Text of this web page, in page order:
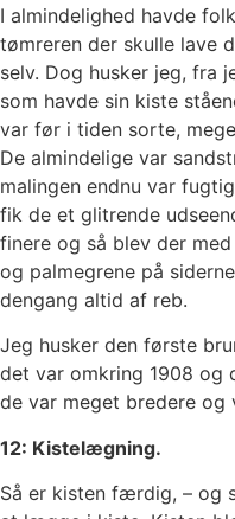
I almindelighed havde
tømreren der skulle lave
selv. Dog husker jeg, fra
som havde sin kiste
var før i tiden sorte,
De almindelige var
malingen endnu var
fik de et glitrende
finere og så blev der
og palmegrene på
dengang altid af reb.
Jeg husker den første
det var omkring 1908 og
de var meget bredere og
12: Kistelægning.
Så er kisten færdig, – og